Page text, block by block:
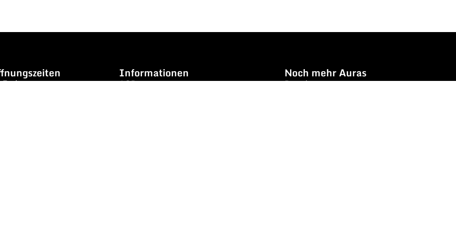
Freitag
Informationen
AGB
Noch mehr Auras
Brands